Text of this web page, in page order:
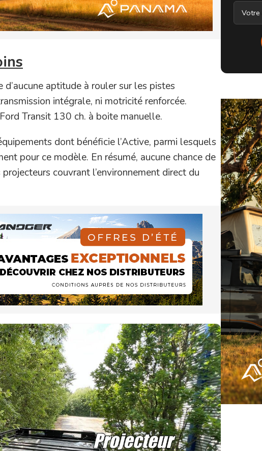
aptitude à rouler sur les pistes
intégrale, ni motricité renforcée.
Transit 130 ch. à boite manuelle.
dont bénéficie l’Active, parmi lesquels
pour ce modèle. En résumé, aucune chance de
couvrant l’environnement direct du